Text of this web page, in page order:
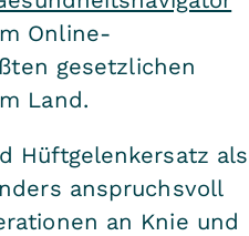
Online-
gesetzlichen
Land.
Hüftgelenkersatz als
anspruchsvoll
an Knie und